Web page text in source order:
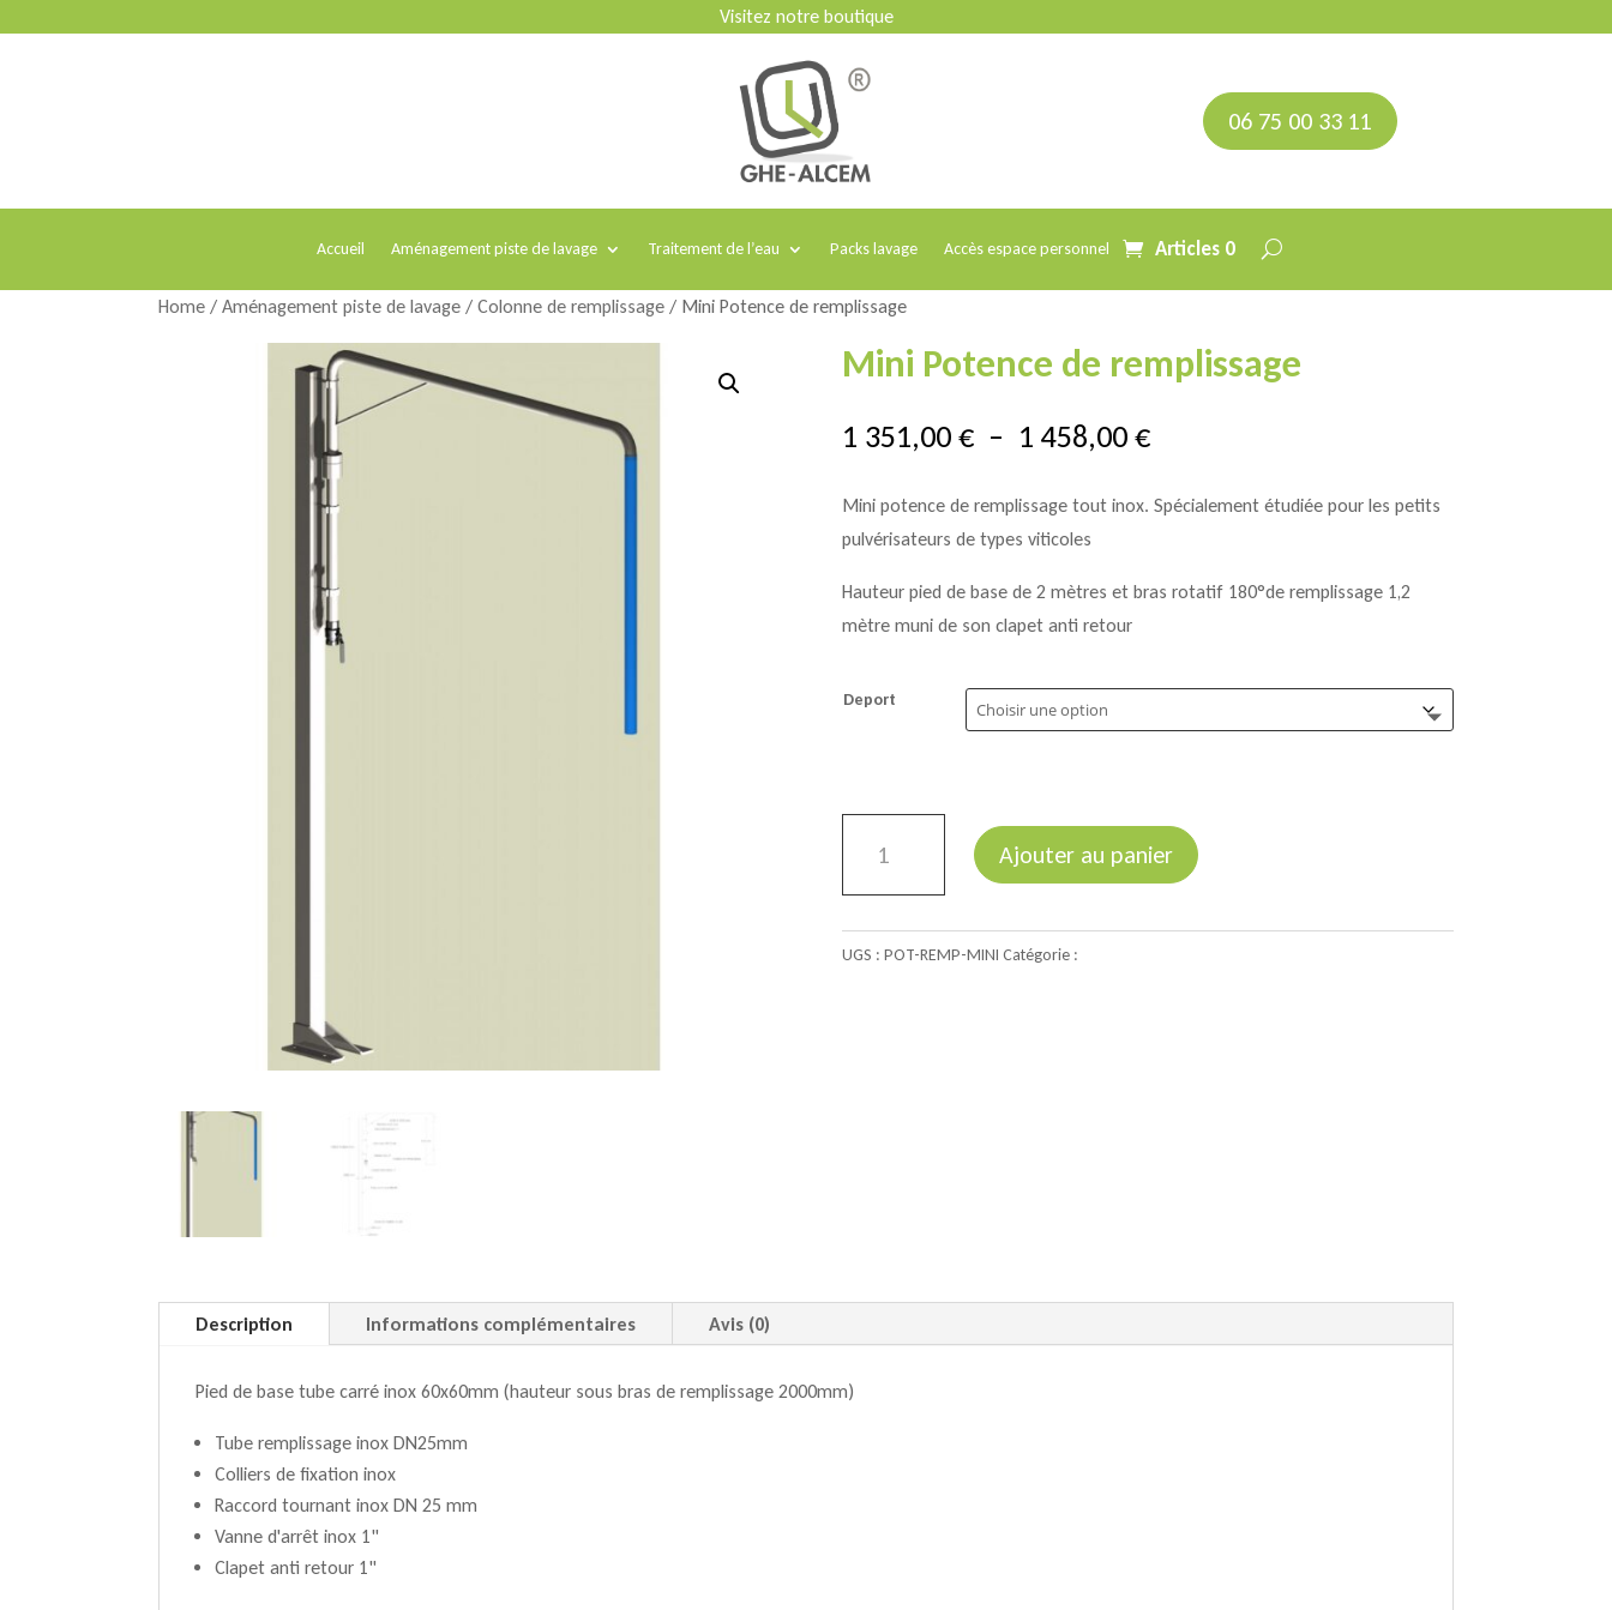
Visitez notre boutique
06 75 00 33 11
Accueil Aménagement piste de lavage Traitement de l’eau Packs lavage Accès espace personnel Articles 0
Home / Aménagement piste de lavage / Colonne de remplissage / Mini Potence de remplissage
Mini Potence de remplissage
1 351,00€ – 1 458,00€Plage
prix :
à
Mini potence de remplissage tout inox. Spécialement étudiée pour les petits
pulvérisateurs de types viticoles
Hauteur pied de base de 2 mètres et bras rotatif 180°de remplissage 1,2
mètre muni de son clapet anti retour
Deport
Mini
Potence
de
Ajouter au panier
UGS : POT-REMP-MINI Catégorie :
Description Informations complémentaires Avis (0)
Pied de base tube carré inox 60x60mm (hauteur sous bras de remplissage 2000mm)
Tube remplissage inox DN25mm
Colliers de fixation inox
Raccord tournant inox DN 25 mm
Vanne d'arrêt inox 1"
Clapet anti retour 1"